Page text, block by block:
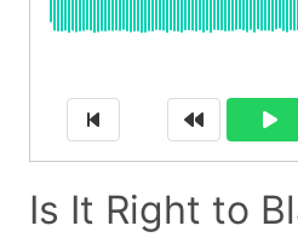
Is It Right to